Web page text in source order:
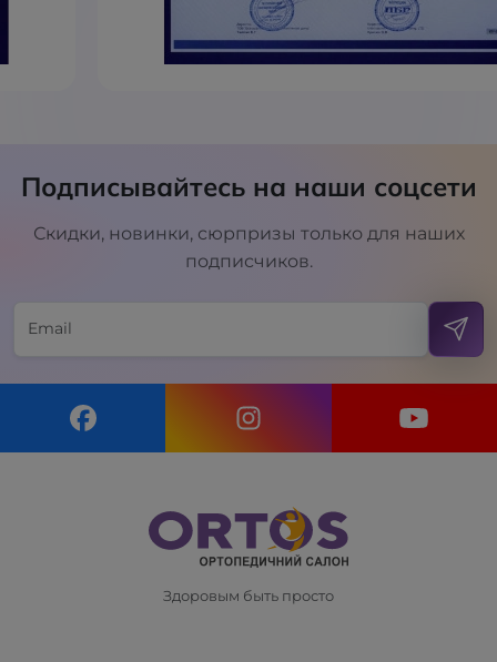
Подписывайтесь на наши соцсети
Скидки, новинки, сюрпризы только для наших
подписчиков.
Здоровым быть просто